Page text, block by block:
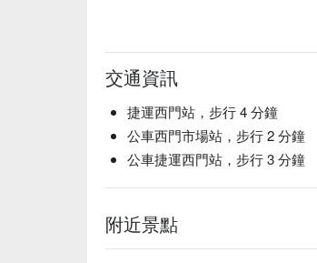
交通資訊
捷運西門站，步行 4 分鐘
公車西門市場站，步行 2 分鐘
公車捷運西門站，步行 3 分鐘
附近景點